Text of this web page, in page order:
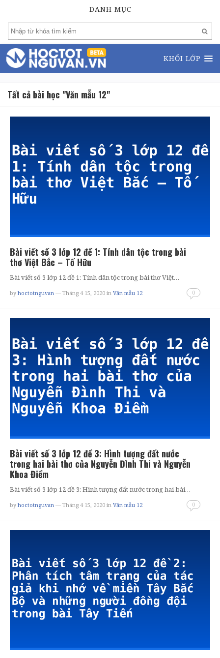
DANH MỤC
KHỐI LỚP
Tất cả bài học "Văn mẫu 12"
Bài viết số 3 lớp 12 đề 1: Tính dân tộc trong bài
thơ Việt Bắc – Tố Hữu
Bài viết số 3 lớp 12 đề 1: Tính dân tộc trong bài thơ Việt…
by hoctotnguvan — Tháng 4 15, 2020 in Văn mẫu 12 0
Bài viết số 3 lớp 12 đề 3: Hình tượng đất nước
trong hai bài thơ của Nguyễn Đình Thi và Nguyễn
Khoa Điềm
Bài viết số 3 lớp 12 đề 3: Hình tượng đất nước trong hai bài…
by hoctotnguvan — Tháng 4 15, 2020 in Văn mẫu 12 0